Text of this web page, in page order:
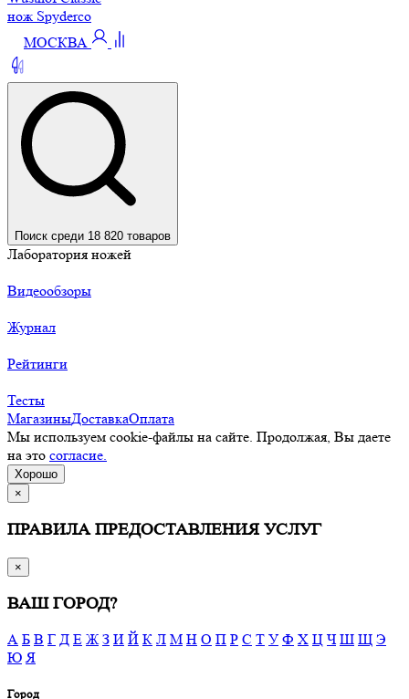
нож Spyderco
МОСКВА
Поиск среди 18 820 товаров
Лаборатория ножей
Видеообзоры
Журнал
Рейтинги
Тесты
МагазиныДоставкаОплата
Мы используем cookie-файлы на сайте. Продолжая, Вы даете
на это согласие.
Хорошо
×
ПРАВИЛА ПРЕДОСТАВЛЕНИЯ УСЛУГ
×
ВАШ ГОРОД?
А Б В Г Д Е Ж З И Й К Л М Н О П Р С Т У Ф Х Ц Ч Ш Щ Э
Ю Я
Город